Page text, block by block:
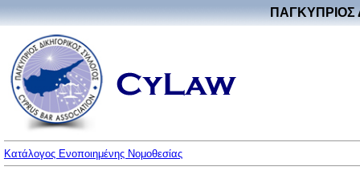
ΠΑΓΚΥΠΡΙΟΣ
Κατάλογος Ενοποιημένης Νομοθεσίας